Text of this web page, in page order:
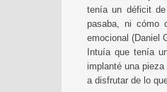
tenía un déficit
pasaba, ni cómo
emocional (Daniel
Intuía que tenía
implanté una
a disfrutar de lo